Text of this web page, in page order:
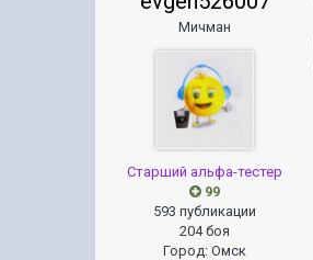
Мичман
Старший альфа-тестер
99
593 публикации
204 боя
Город:Омск